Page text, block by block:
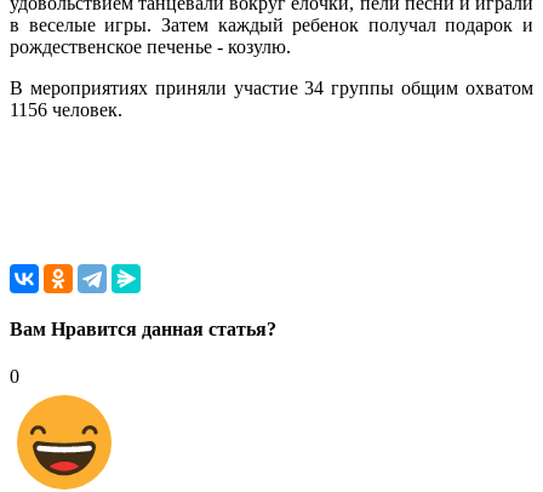
в веселые игры. Затем каждый ребенок получал подарок и
рождественское печенье - козулю.
В мероприятиях приняли участие 34 группы общим охватом
1156 человек.
Вам Нравится данная статья?
0